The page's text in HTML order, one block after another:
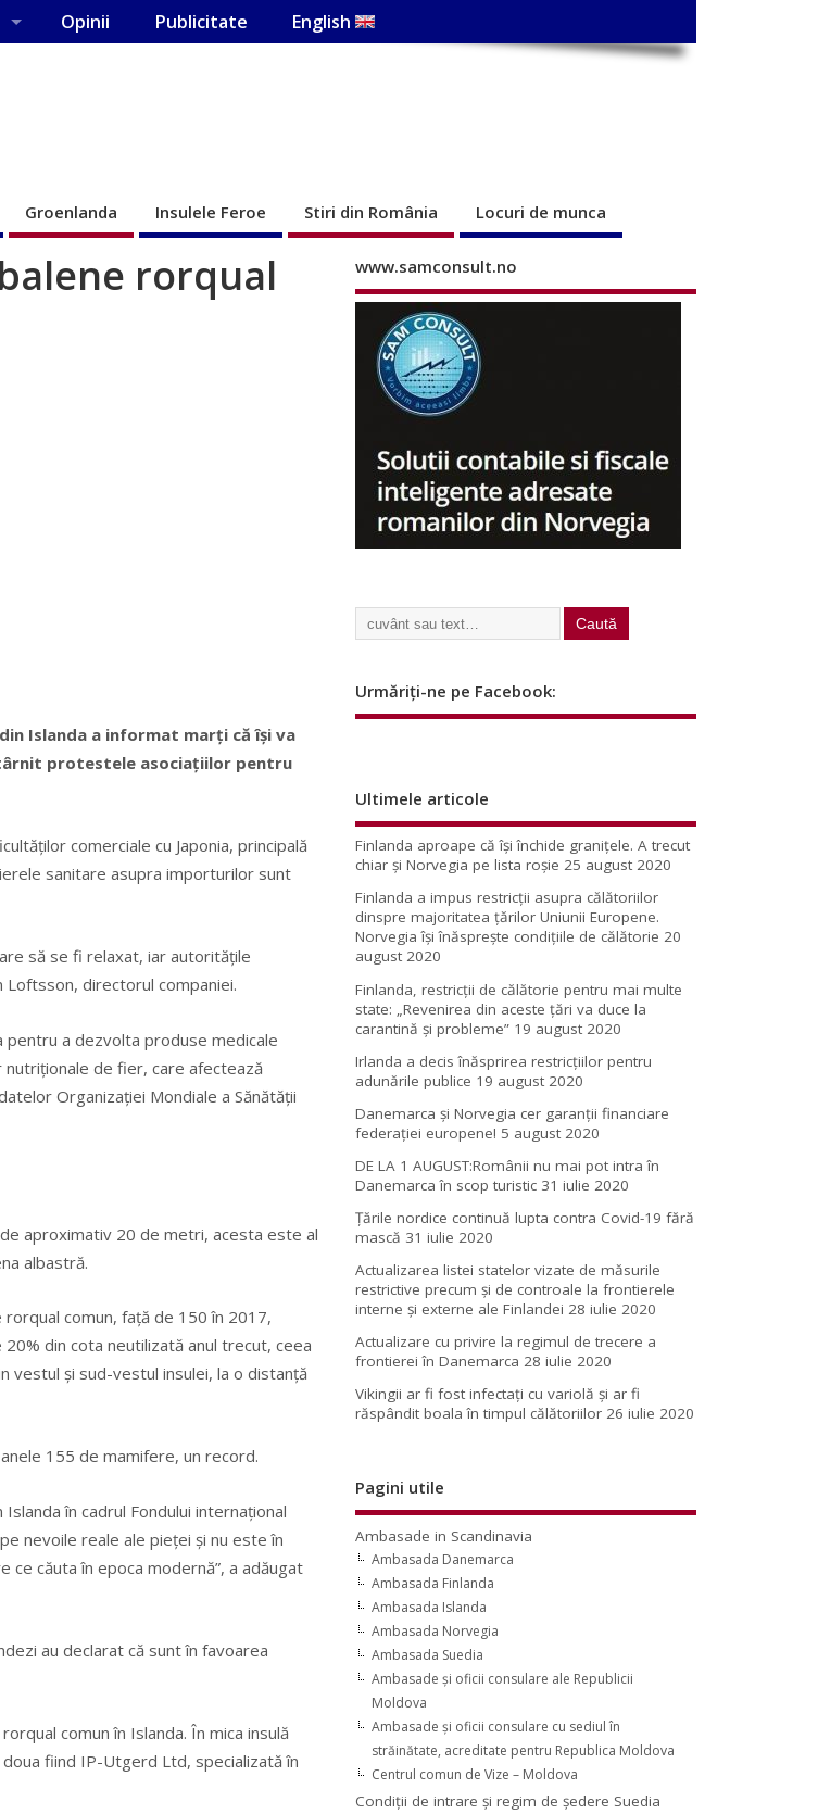
Opinii Publicitate English
Groenlanda Insulele Feroe Stiri din România Locuri de munca
rorqual
Islanda a informat marţi că îşi va
protestele asociaţiilor pentru
comerciale cu Japonia, principală
sanitare asupra importurilor sunt
să se fi relaxat, iar autorităţile
Loftsson, directorul companiei.
a dezvolta produse medicale
de fier, care afectează
Organizaţiei Mondiale a Sănătăţii
aproximativ 20 de metri, acesta este al
albastră.
comun, faţă de 150 în 2017,
din cota neutilizată anul trecut, ceea
vestul şi sud-vestul insulei, la o distanţă
155 de mamifere, un record.
în cadrul Fondului internaţional
nevoile reale ale pieţei şi nu este în
ce căuta în epoca modernă”, a adăugat
au declarat că sunt în favoarea
comun în Islanda. În mica insulă
fiind IP-Utgerd Ltd, specializată în
www.samconsult.no
Urmăriți-ne pe Facebook:
Ultimele articole
Finlanda aproape că își închide granițele. A trecut
chiar și Norvegia pe lista roșie 25 august 2020
Finlanda a impus restricţii asupra călătoriilor
dinspre majoritatea ţărilor Uniunii Europene.
Norvegia își înăsprește condițiile de călătorie 20
august 2020
Finlanda, restricţii de călătorie pentru mai multe
state: „Revenirea din aceste ţări va duce la
carantină şi probleme” 19 august 2020
Irlanda a decis înăsprirea restricțiilor pentru
adunările publice 19 august 2020
Danemarca și Norvegia cer garanții financiare
federației europene! 5 august 2020
DE LA 1 AUGUST:Românii nu mai pot intra în
Danemarca în scop turistic 31 iulie 2020
Țările nordice continuă lupta contra Covid-19 fără
mască 31 iulie 2020
Actualizarea listei statelor vizate de măsurile
restrictive precum și de controale la frontierele
interne și externe ale Finlandei 28 iulie 2020
Actualizare cu privire la regimul de trecere a
frontierei în Danemarca 28 iulie 2020
Vikingii ar fi fost infectaţi cu variolă şi ar fi
răspândit boala în timpul călătoriilor 26 iulie 2020
Pagini utile
Ambasade in Scandinavia
Ambasada Danemarca
Ambasada Finlanda
Ambasada Islanda
Ambasada Norvegia
Ambasada Suedia
Ambasade şi oficii consulare ale Republicii
Moldova
Ambasade şi oficii consulare cu sediul în
străinătate, acreditate pentru Republica Moldova
Centrul comun de Vize – Moldova
Condiţii de intrare şi regim de şedere Suedia